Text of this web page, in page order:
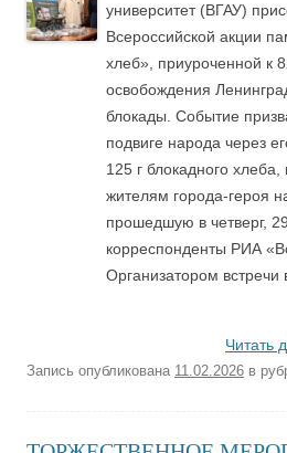
университет (ВГАУ)
Всероссийской акции
хлеб», приуроченной к
освобождения
блокады. Событие
подвиге народа через
125 г блокадного
жителям города-героя
прошедшую в четверг,
корреспонденты РИА
Организатором
Читать
Запись опубликована 11.02.2026 в